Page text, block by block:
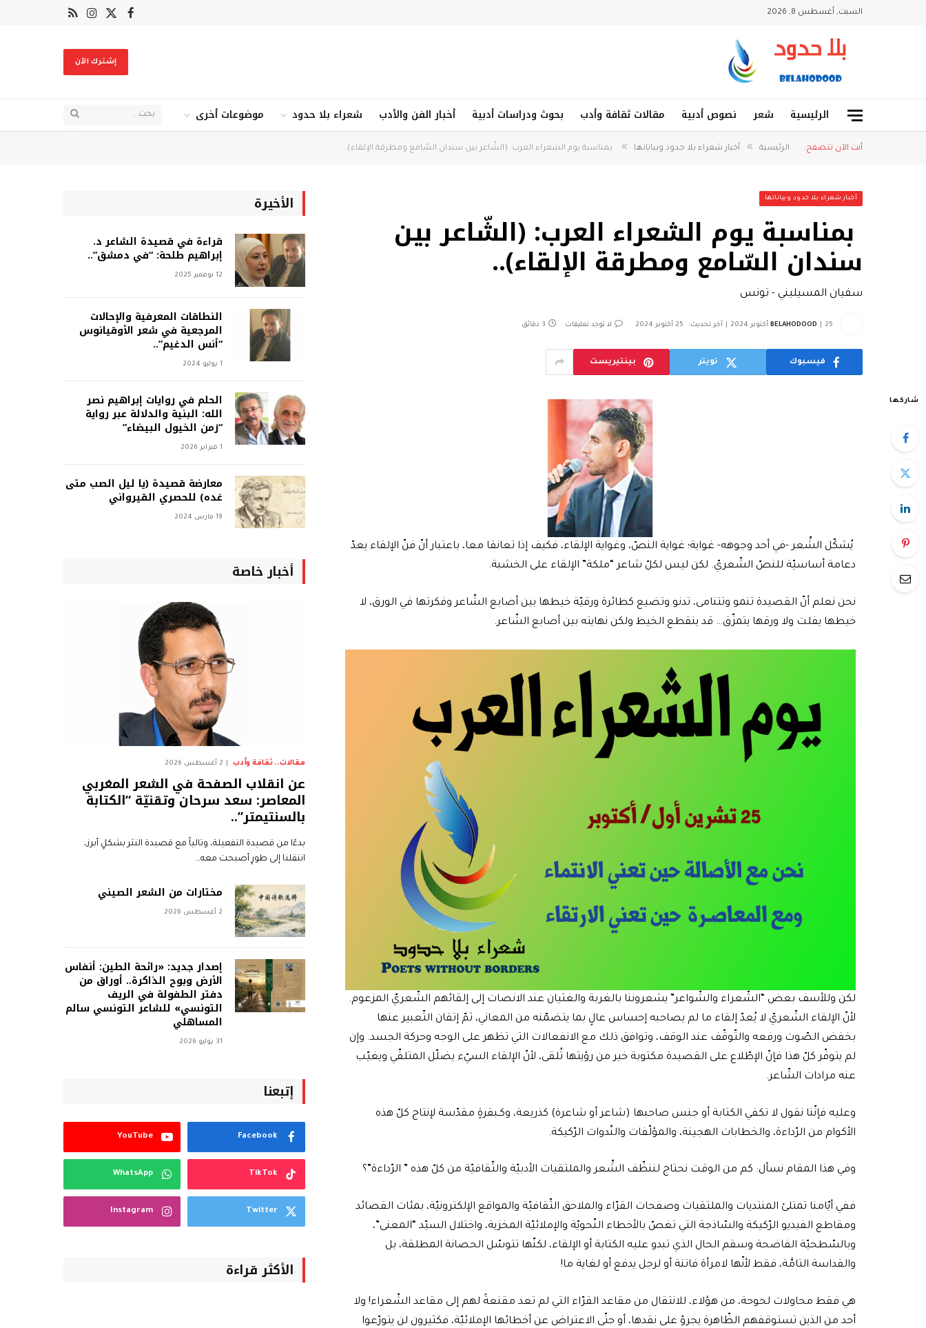
السبت, أغسطس 8, 2026
فيسبوك
X
الانستغرام
RSS
إشترك الآن
الرئيسية شعر نصوص أدبية مقالات ثقافة وأدب بحوث ودراسات أدبية أخبار الفن والأدب شعراء بلا حدود موضوعات أخرى
أنت الآن تتصفح: الرئيسية » أخبار شعراء بلا حدود وبياناتها » بمناسبة يوم الشعراء العرب: (الشّاعر بين سندان السّامع ومطرقة الإلقاء)..
أخبار شعراء بلا حدود وبياناتها
بمناسبة يوم الشعراء العرب: (الشّاعر بين
سندان السّامع ومطرقة الإلقاء)..
سفيان المسيليني - تونس
BELAHODOOD 25 أكتوبر 2024 آخر تحديث: 25 أكتوبر 2024 لا توجد تعليقات 3 دقائق
فيسبوك تويتر بينتيريست
شاركها
يُشكّل الشِّعر -في أحد وجوهه- غواية؛ غواية النصّ، وغواية الإلقاء، فكيف إذا تعانقا معا، باعتبار أنّ فنّ الإلقاء يعدّ
دعامة أساسيّة للنصّ الشّعريّ. لكن ليس لكلّ شاعر “ملكة” الإلقاء على الخشبة.
نحن نعلم أنّ القصيدة تنمو وتتنامى، تدنو وتضيع كطائرة ورقيّة خيطها بين أصابع الشّاعر وفكرتها في الورق، لا
خيطها يفلت ولا ورقها يتمزّق… قد ينقطع الخيط ولكن نهايته بين أصابع الشّاعر.
لكن وللأسف بعض “الشّعراء والشّواعر” يشعروننا بالغربة والغثيان عند الانصات إلى إلقائهم الشّعريّ المزعوم.
لأنّ الإلقاء الشّعريّ لا يُعدّ إلقاء ما لم يصاحبه إحساس عالٍ بما يتضمّنه من المعاني، ثمّ إتقان التّعبير عنها
بخفض الصّوت ورفعه والتّوقّف عند الوقف، وتوافق ذلك مع الانفعالات التي تظهر على الوجه وحركة الجسد. وإن
لم يتوفّر كلّ هذا فإنّ الإطّلاع على القصيدة مكتوبة خير من رؤيتها تُلقى، لأنّ الإلقاء السيّء يضلّل المتلقّي ويغيّب
عنه مرادات الشّاعر.
وعليه فإنّنا نقول لا تكفي الكتابة أو جنس صاحبها (شاعر أو شاعرة) كذريعة، وكـبقرةٍ مقدّسة لإنتاج كلّ هذه
الأكوام من الرّداءة، والخطابات الهجينة، والمؤلّفات والنّدوات الرّكيكة.
وفي هذا المقام نسأل: كم من الوقت نحتاج لننظّف الشِّعر والملتقيات الأدبيّة والثّقافيّة من كلّ هذه ” الرّداءة”؟
ففي أيّامنا تمتلئ المنتديات والملتقيات وصفحات القرّاء والملاحق الثّقافيّة والمواقع الإلكترونيّة، بمئات القصائد
ومقاطع الفيديو الرّكيكة والسّاذجة التي تغصّ بالأخطاء النّحويّة والإملائيّة المخزية، واختلال السيّد “المعنى”،
وبالسّطحيّة الفاضحة وسقم الحال الذي تبدو عليه الكتابة أو الإلقاء، لكنّها تتوسّل الحصانة المطلقة، بل
والقداسة التامَّة، فقط لأنّها لامرأة فاتنة أو لرجل يدفع أو لغاية ما!
هي فقط محاولات لحوحة، من هؤلاء، للانتقال من مقاعد القرّاء التي لم تعد مقنعةً لهم إلى مقاعد الشّعراء! ولا
أحد من الذين تستوقفهم الظّاهرة يجرؤ على نقدها، أو حتّى الاعتراض عن أخطائها الإملائيّة، فكثيرون لن يتورّعوا
الأخيرة
قراءة في قصيدة الشاعر د.
إبراهيم طلحة: “في دمشق”..
12 نوفمبر 2025
النطاقات المعرفية والإحالات
المرجعية في شعر الأوقيانوس
“أنس الدغيم”..
1 يوليو 2024
الحلم في روايات إبراهيم نصر
الله: البنية والدلالة عبر رواية
“زمن الخيول البيضاء”
1 فبراير 2026
معارضة قصيدة (يا ليل الصب متى
غده) للحصري القيرواني
19 مارس 2024
أخبار خاصة
مقالات.. ثقافة وأدب 2 أغسطس 2026
عن انقلاب الصفحة في الشعر المغربي
المعاصر: سعد سرحان وتقنيّة “الكتابة
بالسنتيمتر”..
بدءًا من قصيدة التفعيلة، وتالياً مع قصيدة النثر بشكلٍ أبرز،
انتقلنا إلى طورٍ أصبحت معه…
مختارات من الشعر الصيني
2 أغسطس 2026
إصدار جديد: «رائحة الطين: أنفاس
الأرض وبوح الذاكرة.. أوراق من
دفتر الطفولة في الريف
التونسي» للشاعر التونسي سالم
المساهلي
31 يوليو 2026
إتبعنا
Facebook
YouTube
TikTok
WhatsApp
Twitter
Instagram
الأكثر قراءة